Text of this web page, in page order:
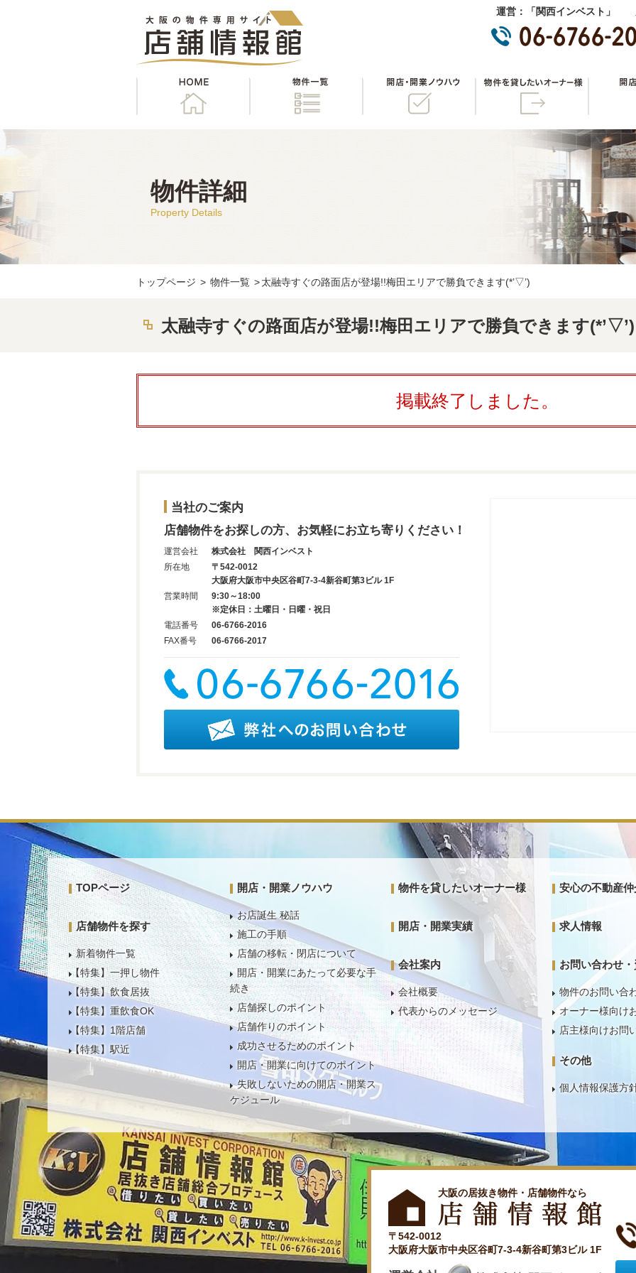
運営：「関西インベスト」
物件一覧 開店・開業ノウハウ 物件を貸
物件詳細
Property Details
トップページ > 物件一覧 >太融寺すぐの路面店が登場!!梅田エリアで勝負できます(*’▽’)
太融寺すぐの路面店が登場!!梅田エリアで勝負できます(*’▽’)
掲載終了しました。
当社のご案内
店舗物件をお探しの方、お気軽にお立ち寄りください！
運営会社
株式会社 関西インベスト
所在地
〒542-0012
大阪府大阪市中央区谷町7-3-4新谷町第3ビル 1F
営業時間
9:30～18:00
※定休日：土曜日・日曜・祝日
電話番号
06-6766-2016
FAX番号
06-6766-2017
TOPページ
店舗物件を探す
新着物件一覧
【特集】一押し物件
【特集】飲食居抜
【特集】重飲食OK
【特集】1階店舗
【特集】駅近
開店・開業ノウハウ
お店誕生 秘話
施工の手順
店舗の移転・閉店について
開店・開業にあたって必要な手
続き
店舗探しのポイント
店舗作りのポイント
成功させるためのポイント
開店・開業に向けてのポイント
失敗しないための開店・開業ス
ケジュール
物件を貸したいオーナー様
開店・開業実績
会社案内
会社概要
代表からのメッセージ
安心の不動産仲
求人情報
お問い合わせ
物件のお問い合
オーナー様向け
店主様向けお問
その他
個人情報保護方
大阪の居抜き物件・店舗物件なら
〒542-0012
大阪府大阪市中央区谷町7-3-4新谷町第3ビル 1F